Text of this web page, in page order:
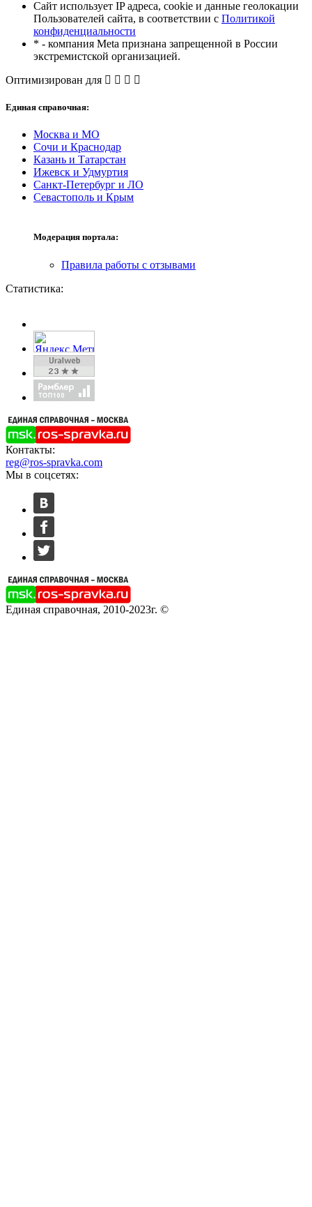
Сайт использует IP адреса, cookie и данные геолокации
Пользователей сайта, в соответствии с Политикой
конфиденциальности
* - компания Meta признана запрещенной в России
экстремистской организацией.
Оптимизирован для
Единая справочная:
Москва и МО
Сочи и Краснодар
Казань и Татарстан
Ижевск и Удмуртия
Санкт-Петербург и ЛО
Севастополь и Крым
Модерация портала:
Правила работы с отзывами
Статистика:
Контакты:
reg@ros-spravka.com
Мы в соцсетях:
Единая справочная, 2010-2023г. ©